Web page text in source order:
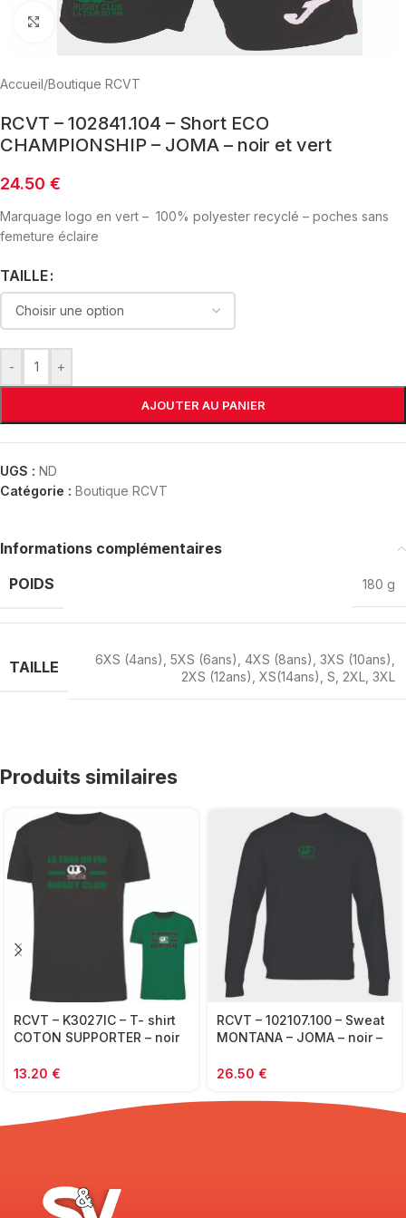
Click to enlarge
Accueil/Boutique RCVT
RCVT – 102841.104 – Short ECO
CHAMPIONSHIP – JOMA – noir et vert
24.50 €
Marquage logo en vert – 100% polyester recyclé – poches sans
femeture éclaire
TAILLE
- +
AJOUTER AU PANIER
UGS : ND
Catégorie : Boutique RCVT
Informations complémentaires
POIDS
180 g
TAILLE 6XS (4ans) 5XS (6ans) 4XS (8ans) 3XS (10ans)
2XS (12ans) XS(14ans) S 2XL 3XL
Produits similaires
RCVT – K3027IC – T- shirt
COTON SUPPORTER – noir
13.20 €
RCVT – 102107.100 – Sweat
MONTANA – JOMA – noir –
26.50 €